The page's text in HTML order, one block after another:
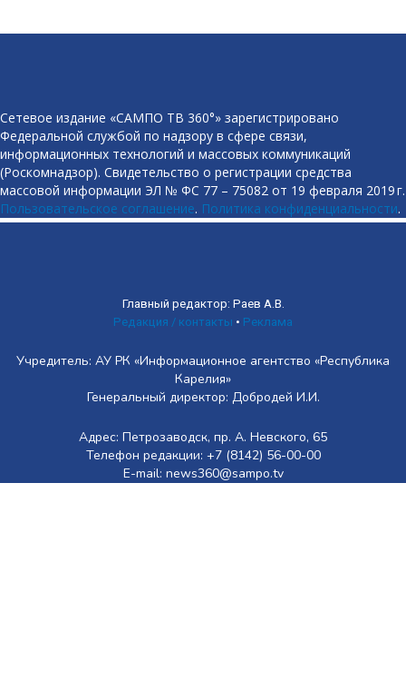
Сетевое издание «САМПО ТВ 360°» зарегистрировано
Федеральной службой по надзору в сфере связи,
информационных технологий и массовых коммуникаций
(Роскомнадзор). Свидетельство о регистрации средства
массовой информации ЭЛ № ФС 77 – 75082 от 19 февраля 2019 г.
Пользовательское соглашение. Политика конфиденциальности.
Главный редактор: Раев А.В.
Редакция / контакты • Реклама
Учредитель: АУ РК «Информационное агентство «Республика
Карелия»
Генеральный директор: Добродей И.И.
Адрес: Петрозаводск, пр. А. Невского, 65
Телефон редакции: +7 (8142) 56-00-00
E-mail: news360@sampo.tv